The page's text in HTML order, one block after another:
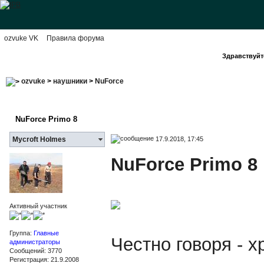
ozvuke VK Правила форума
ozvuke> наушники> NuForce
NuForce Primo 8
Mycroft Holmes 17.9.2018, 17:45
Активный участник
Группа: Главные
администраторы
Сообщений: 3770
Регистрация: 21.9.2008
NuForce Primo 8
Честно говоря -